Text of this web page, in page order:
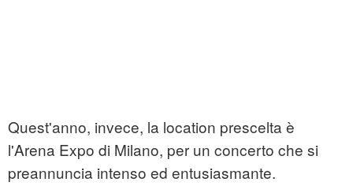
Quest'anno, invece, la location prescelta è
l'Arena Expo di Milano, per un concerto che si
preannuncia intenso ed entusiasmante.